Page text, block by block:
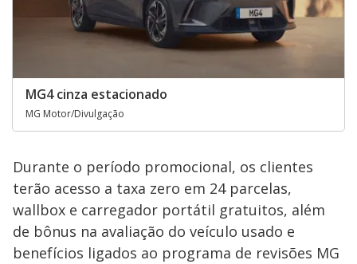
MG4 cinza estacionado
MG Motor/Divulgação
Durante o período promocional, os clientes
terão acesso a taxa zero em 24 parcelas,
wallbox e carregador portátil gratuitos, além
de bônus na avaliação do veículo usado e
benefícios ligados ao programa de revisões MG